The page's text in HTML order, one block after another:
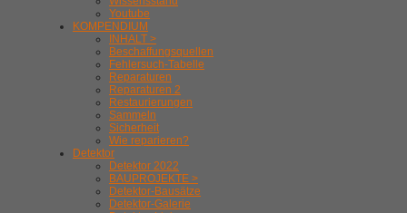
Youtube
KOMPENDIUM
INHALT >
Beschaffungsquellen
Fehlersuch-Tabelle
Reparaturen
Reparaturen 2
Restaurierungen
Sammeln
Sicherheit
Wie reparieren?
Detektor
Detektor 2022
BAUPROJEKTE >
Detektor-Bausätze
Detektor-Galerie